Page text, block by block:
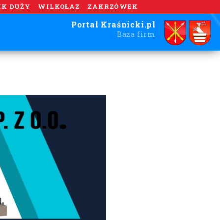
DUŻY WILKOŁAZ ZAKRZÓWEK
Portal Kraśnicki.pl
Baza firm